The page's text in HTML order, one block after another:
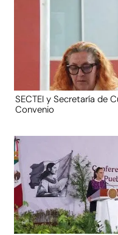
SECTEI y Secretaría de
Convenio